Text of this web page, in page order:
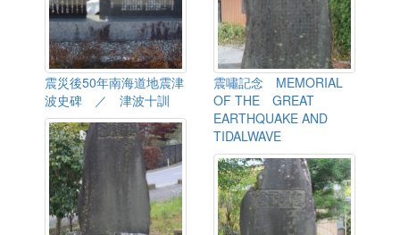
震災後50年南海道地震津
波史碑 ／ 津波十訓
震嘯記念 MEMORIAL
OF THE GREAT
EARTHQUAKE AND
TIDALWAVE